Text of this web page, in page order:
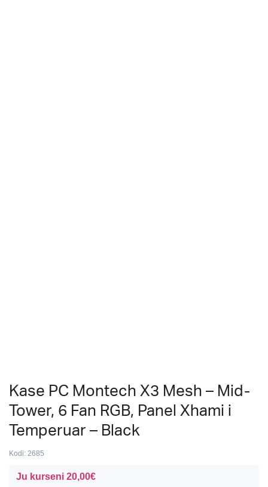
Kase PC Montech X3 Mesh – Mid-
Tower, 6 Fan RGB, Panel Xhami i
Temperuar – Black
Kodi: 2685
Ju kurseni 20,00€